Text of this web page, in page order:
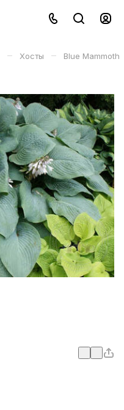
– Хосты – Blue Mammoth